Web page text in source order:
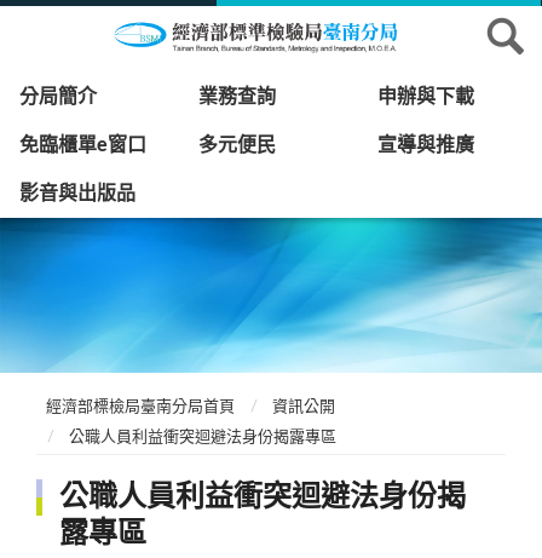
分局簡介 業務查詢 申辦與下載
免臨櫃單e窗口 多元便民 宣導與推廣
影音與出版品
經濟部標檢局臺南分局首頁
資訊公開
公職人員利益衝突迴避法身份揭露專區
公職人員利益衝突迴避法身份揭
露專區